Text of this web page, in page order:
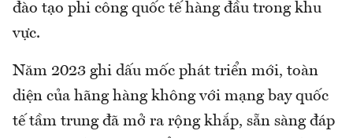
đào tạo phi công quốc tế hàng đầu trong khu
vực.
Năm 2023 ghi dấu mốc phát triển mới, toàn
diện của hãng hàng không với mạng bay quốc
tế tầm trung đã mở ra rộng khắp, sẵn sàng đáp